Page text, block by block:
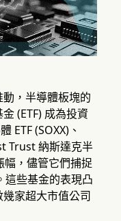
，半導體板塊的
(ETF) 成為投資
ETF (SOXX)、
Trust 納斯達克半
幅，儘管它們捕捉
這些基金的表現凸
家超大市值公司